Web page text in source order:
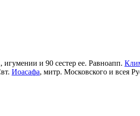
игумении и 90 сестер ее. Равноапп.
Иоасафа, митр. Московского и всея